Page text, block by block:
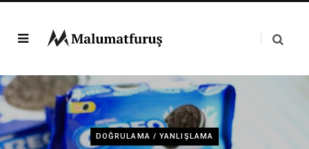
DOĞRULAMA / YANLIŞLAMA